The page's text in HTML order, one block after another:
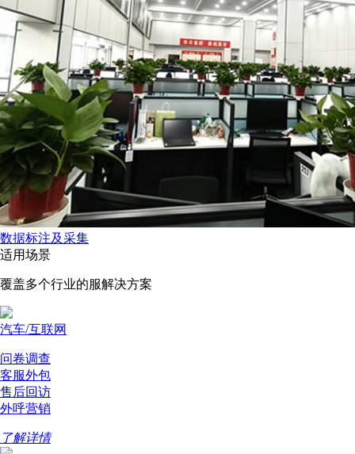
数据标注及采集
适用场景
覆盖多个行业的服解决方案
汽车/互联网
问卷调查
客服外包
售后回访
外呼营销
了解详情